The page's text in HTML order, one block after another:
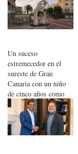
Un suceso
estremecedor en el
sureste de Gran
Canaria con un niño
de cinco años como
víctima